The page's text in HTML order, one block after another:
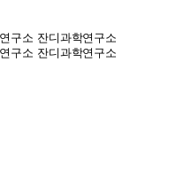
구소 잔디과학연구소
구소 잔디과학연구소